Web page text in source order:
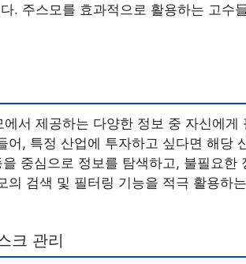
. 주스모를 효과적으로 활용하는 고수
서 제공하는 다양한 정보 중 자신에게
어, 특정 산업에 투자하고 싶다면 해당
중심으로 정보를 탐색하고, 불필요한
의 검색 및 필터링 기능을 적극 활용하
크 관리